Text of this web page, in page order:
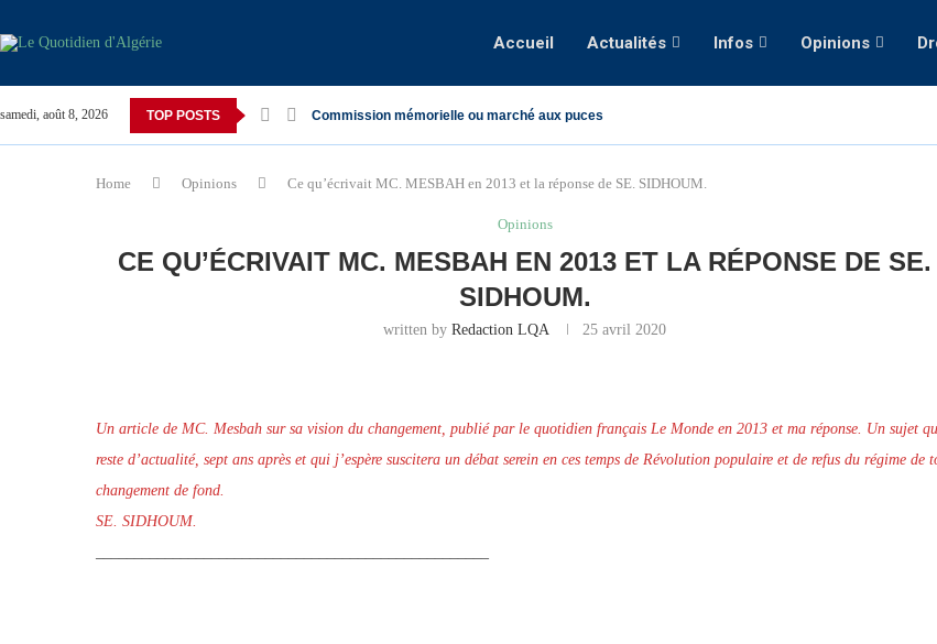
Accueil Actualités Infos Opinions
samedi, août 8, 2026 TOP POSTS Commission mémorielle ou marché aux puces
Home Opinions Ce qu’écrivait MC. MESBAH en 2013 et la réponse de SE. SIDHOUM.
Opinions
CE QU’ÉCRIVAIT MC. MESBAH EN 2013 ET LA RÉPONSE DE SE.
SIDHOUM.
written byRedaction LQA 25 avril 2020
Un article de MC. Mesbah sur sa vision du changement, publié par le quotidien français Le Monde en 2013 et ma réponse. Un sujet
reste d’actualité, sept ans après et qui j’espère suscitera un débat serein en ces temps de Révolution populaire et de refus du régime de
changement de fond.
SE. SIDHOUM.